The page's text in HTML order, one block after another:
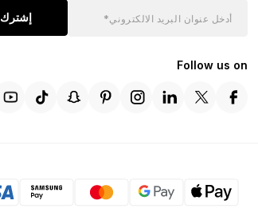
إشترك
Follow us on